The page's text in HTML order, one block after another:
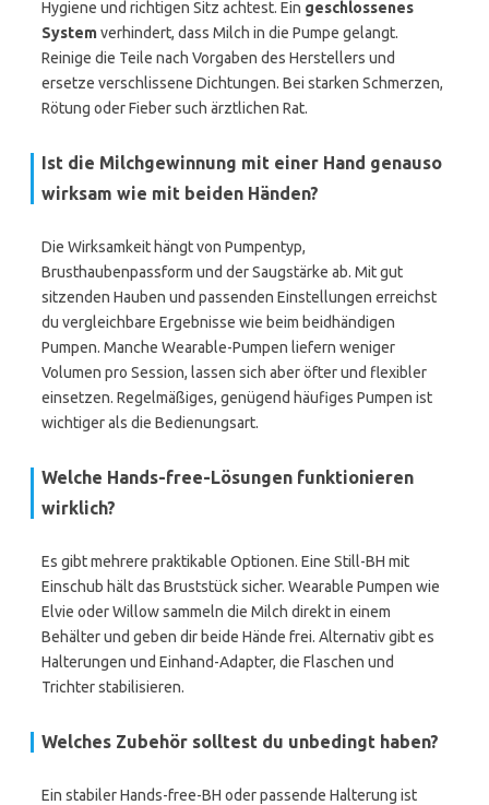
Hygiene und richtigen Sitz achtest. Ein geschlossenes
Systemverhindert, dass Milch in die Pumpe gelangt.
Reinige die Teile nach Vorgaben des Herstellers und
ersetze verschlissene Dichtungen. Bei starken Schmerzen,
Rötung oder Fieber such ärztlichen Rat.
Ist die Milchgewinnung mit einer Hand genauso
wirksam wie mit beiden Händen?
Die Wirksamkeit hängt von Pumpentyp,
Brusthaubenpassform und der Saugstärke ab. Mit gut
sitzenden Hauben und passenden Einstellungen erreichst
du vergleichbare Ergebnisse wie beim beidhändigen
Pumpen. Manche Wearable-Pumpen liefern weniger
Volumen pro Session, lassen sich aber öfter und flexibler
einsetzen. Regelmäßiges, genügend häufiges Pumpen ist
wichtiger als die Bedienungsart.
Welche Hands-free-Lösungen funktionieren
wirklich?
Es gibt mehrere praktikable Optionen. Eine Still-BH mit
Einschub hält das Bruststück sicher. Wearable Pumpen wie
Elvie oder Willow sammeln die Milch direkt in einem
Behälter und geben dir beide Hände frei. Alternativ gibt es
Halterungen und Einhand-Adapter, die Flaschen und
Trichter stabilisieren.
Welches Zubehör solltest du unbedingt haben?
Ein stabiler Hands-free-BH oder passende Halterung ist